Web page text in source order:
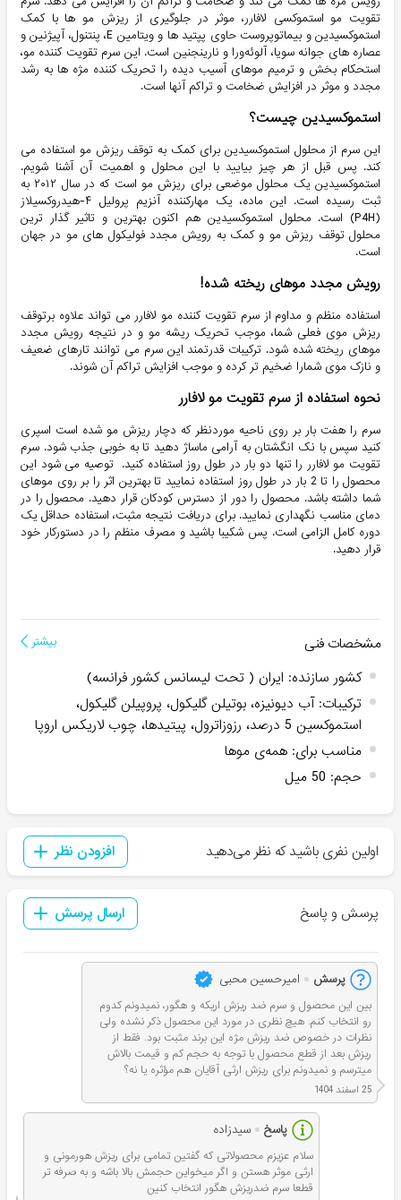
تقویت مو استموکسی لافارر، موثر در جلوگیری از ریزش مو ها با کمک
استموکسیدین و بیماتوپروست حاوی پپتید ها و ویتامین E، پنتنول، آپیژنین و
عصاره های جوانه سویا، آلوئه‌ورا و نارینجنین است. این سرم تقویت کننده مو،
استحکام بخش و ترمیم موهای آسیب دیده را تحریک کننده مژه ها به رشد
مجدد و موثر در افزایش ضخامت و تراکم آنها است.
استموکسیدین چیست؟
این سرم از محلول استموکسیدین برای کمک به توقف ریزش مو استفاده می
کند. پس قبل از هر چیز بیایید با این محلول و اهمیت آن آشنا شویم.
استموکسیدین یک محلول موضعی برای ریزش مو است که در سال ۲۰۱۲ به
ثبت رسیده است. این ماده، یک مهارکننده آنزیم پرولیل ۴-هیدروکسیلاز
(P4H) است. محلول استموکسیدین هم اکنون بهترین و تاثیر گذار ترین
محلول توقف ریزش مو و کمک به رویش مجدد فولیکول های مو در جهان
است.
رویش مجدد موهای ریخته شده!
استفاده منظم و مداوم از سرم تقویت کننده مو لافارر می تواند علاوه برتوقف
ریزش موی فعلی شما، موجب تحریک ریشه مو و در نتیجه رویش مجدد
موهای ریخته شده شود. ترکیبات قدرتمند این سرم می توانند تارهای ضعیف
و نازک موی شمارا ضخیم تر کرده و موجب افزایش تراکم آن شوند.
نحوه استفاده از سرم تقویت مو لافارر
سرم را هفت بار بر روی ناحیه موردنظر که دچار ریزش مو شده است اسپری
کنید سپس با نک انگشتان به آرامی ماساژ دهید تا به خوبی جذب شود. سرم
تقویت مو لافارر را تنها دو بار در طول روز استفاده کنید. توصیه می شود این
محصول را تا 2 بار در طول روز استفاده نمایید تا بهترین اثر را بر روی موهای
شما داشته باشد. محصول را دور از دسترس کودکان قرار دهید. محصول را در
دمای مناسب نگهداری نمایید. برای دریافت نتیجه مثبت، استفاده حداقل یک
دوره کامل الزامی است. پس شکیبا باشید و مصرف منظم را در دستورکار خود
قرار دهید.
مشخصات فنی بیشتر
کشور سازنده: ایران ( تحت لیسانس کشور فرانسه)
ترکیبات:آب دیونیزه، بوتیلن گلیکول، پروپیلن گلیکول،
استموکسین 5 درصد، رزوزاترول، پیتیدها، چوب لاریکس اروپا
مناسب برای: همه‌ی موها
حجم: 50 میل
اولین نفری باشید که نظر می‌دهید افزودن نظر
پرسش و پاسخ ارسال پرسش
پرسش امیرحسین محبی
بین این محصول و سرم ضد ریزش اریکه و هگور، نمیدونم کدوم
رو انتخاب کنم. هیچ نظری در مورد این محصول ذکر نشده ولی
نظرات در خصوص ضد ریزش مژه این برند مثبت بود. فقط از
ریزش بعد از قطع محصول با توجه به حجم کم و قیمت بالاش
میترسم و نمیدونم برای ریزش ارثی آقایان هم مؤثره یا نه؟
25 اسفند 1404
پاسخ سیدزاده
سلام عزیزم محصولاتی که گفتین تمامی برای ریزش هورمونی و
ارثی موثر هستن و اگر میخواین حجمش بالا باشه و به صرفه تر
قطعا سرم ضدریزش هگور انتخاب کنین